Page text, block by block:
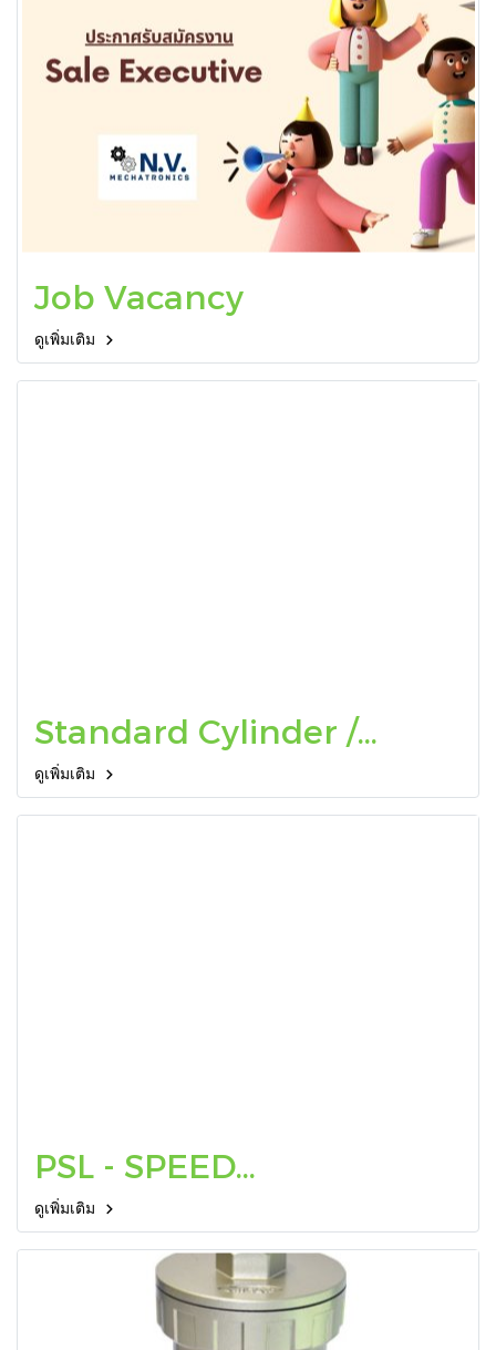
Job Vacancy
ดูเพิ่มเติม
Standard Cylinder /
กระบอกลม
ดูเพิ่มเติม
PSL - SPEED
CONTROLLER
ดูเพิ่มเติม